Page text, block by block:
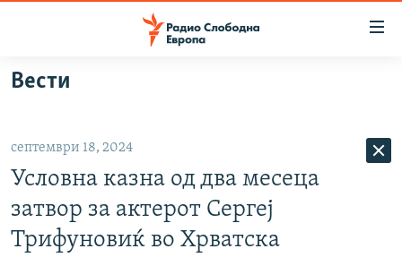
Оди
на
главната
навигација
Премини
на
ВИЗУЕЛНО
ШТО ТРЕБА ДА ЗНАЕТЕ
ПРИЈАВИ СЕ ЗА ЊУЗЛЕТЕР
Вести
септември 18, 2024
Условна казна од два месеца
затвор за актерот Сергеј
Трифуновиќ во Хрватска